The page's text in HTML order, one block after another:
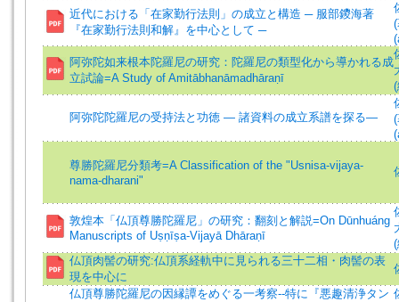
近代における「在家勤行法則」の成立と構造 ─ 服部鑁海著
『在家勤行法則和解』を中心として ─
阿弥陀如来根本陀羅尼の研究：陀羅尼の類型化から導かれる成
立試論=A Study of Amitābhanāmadhāraṇī
阿弥陀陀羅尼の受持法と功徳 ― 諸資料の成立系譜を探る―
尊勝陀羅尼分類考=A Classification of the "Usnisa-vijaya-
nama-dharani"
敦煌本「仏頂尊勝陀羅尼」の研究：翻刻と解説=On Dūnhuáng
Manuscripts of Uṣṇīṣa-Vijayā Dhāraṇī
仏頂肉髻の研究:仏頂系経軌中に見られる三十二相・肉髻の表
現を中心に
仏頂尊勝陀羅尼の因縁譚をめぐる一考察--特に『悪趣清浄タン